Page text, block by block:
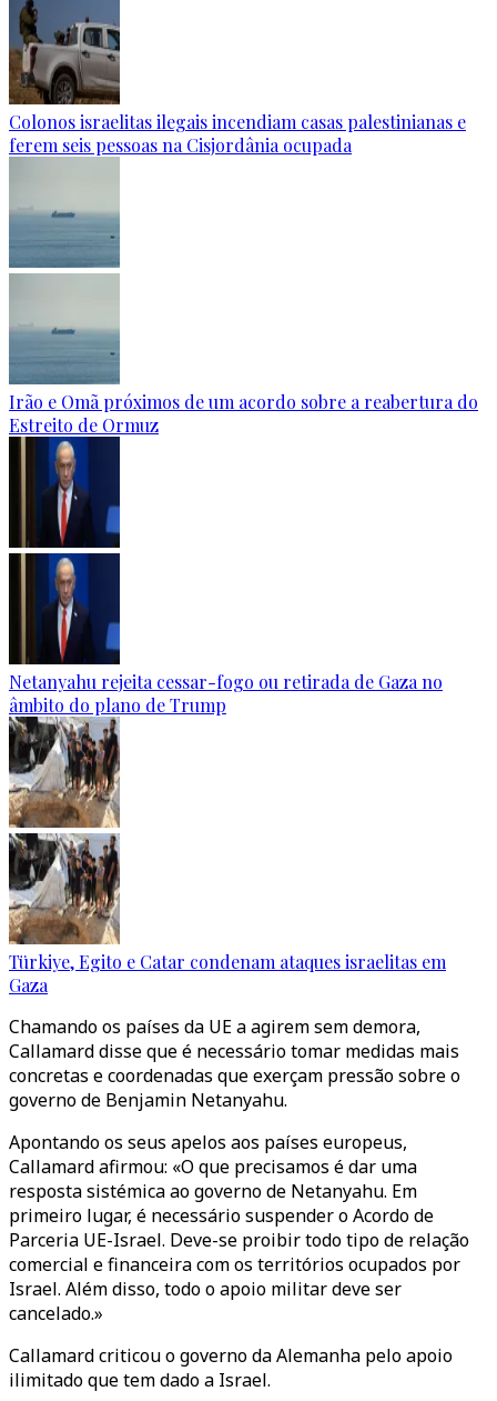
Colonos israelitas ilegais incendiam casas palestinianas e
ferem seis pessoas na Cisjordânia ocupada
Irão e Omã próximos de um acordo sobre a reabertura do
Estreito de Ormuz
Netanyahu rejeita cessar-fogo ou retirada de Gaza no
âmbito do plano de Trump
Türkiye, Egito e Catar condenam ataques israelitas em
Gaza
Chamando os países da UE a agirem sem demora,
Callamard disse que é necessário tomar medidas mais
concretas e coordenadas que exerçam pressão sobre o
governo de Benjamin Netanyahu.
Apontando os seus apelos aos países europeus,
Callamard afirmou: «O que precisamos é dar uma
resposta sistémica ao governo de Netanyahu. Em
primeiro lugar, é necessário suspender o Acordo de
Parceria UE-Israel. Deve-se proibir todo tipo de relação
comercial e financeira com os territórios ocupados por
Israel. Além disso, todo o apoio militar deve ser
cancelado.»
Callamard criticou o governo da Alemanha pelo apoio
ilimitado que tem dado a Israel.